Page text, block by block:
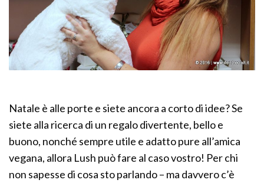
Natale è alle porte e siete ancora a corto di idee? Se
siete alla ricerca di un regalo divertente, bello e
buono, nonché sempre utile e adatto pure all’amica
vegana, allora Lush può fare al caso vostro! Per chi
non sapesse di cosa sto parlando – ma davvero c’è